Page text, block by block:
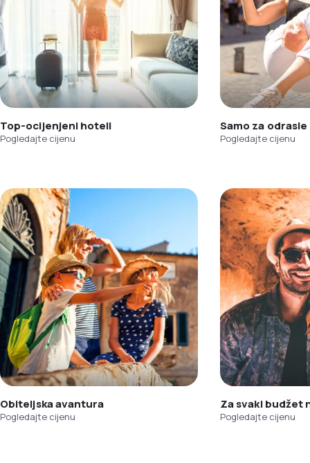
Top-ocijenjeni hoteli
Pogledajte cijenu
Samo za odrasle
Pogledajte cijenu
Obiteljska avantura
Pogledajte cijenu
Za svaki budžet
Pogledajte cijenu